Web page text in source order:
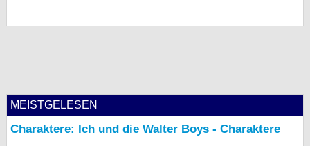
MEISTGELESEN
Charaktere: Ich und die Walter Boys - Charaktere